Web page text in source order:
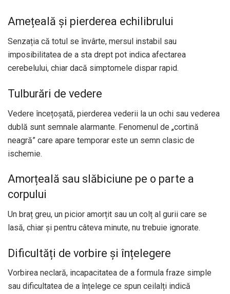
Amețeală și pierderea echilibrului
Senzația că totul se învârte, mersul instabil sau
imposibilitatea de a sta drept pot indica afectarea
cerebelului, chiar dacă simptomele dispar rapid.
Tulburări de vedere
Vedere încețoșată, pierderea vederii la un ochi sau vederea
dublă sunt semnale alarmante. Fenomenul de „cortină
neagră” care apare temporar este un semn clasic de
ischemie.
Amorțeală sau slăbiciune pe o parte a
corpului
Un braț greu, un picior amorțit sau un colț al gurii care se
lasă, chiar și pentru câteva minute, nu trebuie ignorate.
Dificultăți de vorbire și înțelegere
Vorbirea neclară, incapacitatea de a formula fraze simple
sau dificultatea de a înțelege ce spun ceilalți indică